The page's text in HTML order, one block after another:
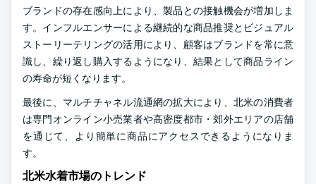
ブランドの存在感向上により、製品との接触機会が増加しま
す。インフルエンサーによる継続的な商品推奨とビジュアル
ストーリーテリングの活用により、顧客はブランドを常に意
識し、繰り返し購入するようになり、結果として商品ライン
の寿命が短くなります。
最後に、マルチチャネル流通網の拡大により、北米の消費者
は専門オンライン小売業者や高密度都市・郊外エリアの店舗
を通じて、より簡単に商品にアクセスできるようになりま
す。
北米水着市場のトレンド